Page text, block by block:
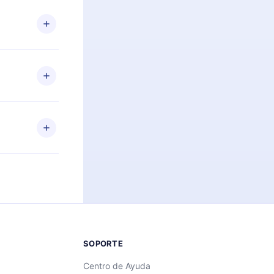
el
de
más de
leer o
iOS,
momento
SOPORTE
Centro de Ayuda